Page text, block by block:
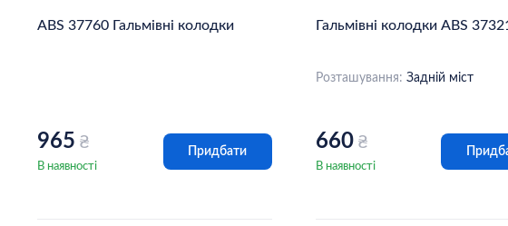
ABS 37760 Гальмівні колодки
965 ₴
В наявності
Придбати
Гальмівні колодки ABS
Розташування: Задній міст
660 ₴
В наявності